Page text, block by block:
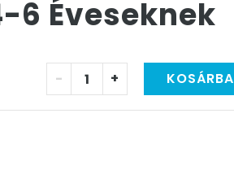
6 Éveseknek
- + KOSÁRBA